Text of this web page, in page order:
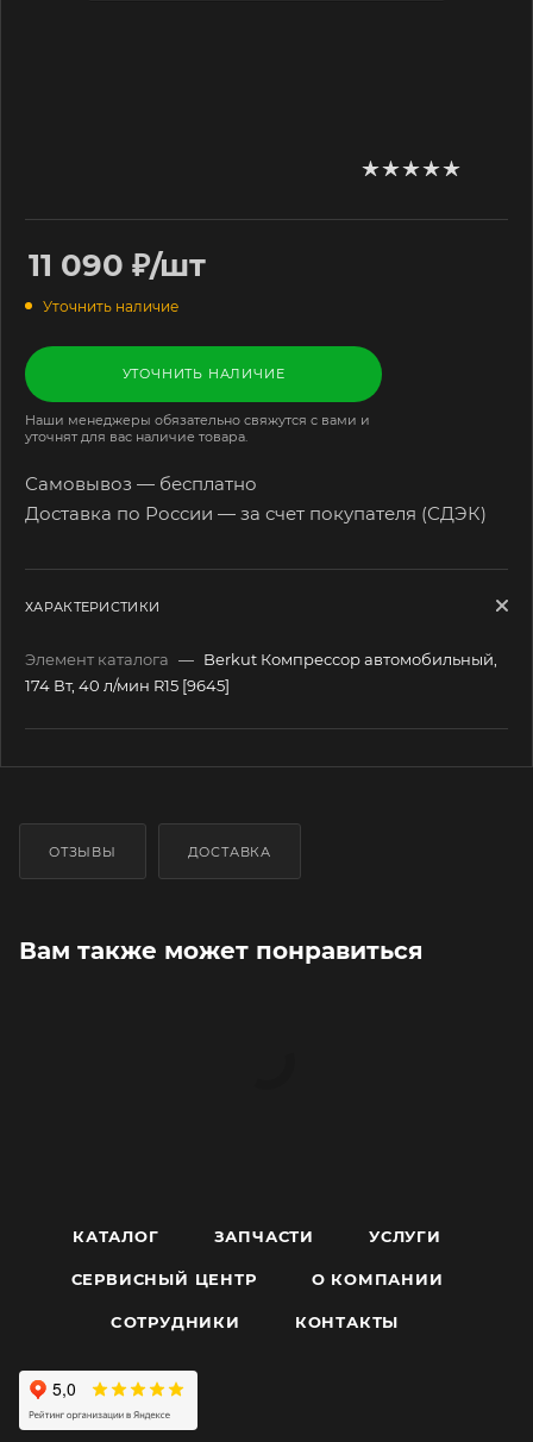
11 090 ₽/шт
Уточнить наличие
УТОЧНИТЬ НАЛИЧИЕ
Наши менеджеры обязательно свяжутся с вами и
уточнят для вас наличие товара.
Самовывоз — бесплатно
Доставка по России — за счет покупателя (СДЭК)
ХАРАКТЕРИСТИКИ
Элемент каталога — Berkut Компрессор автомобильный,
174 Вт, 40 л/мин R15 [9645]
ОТЗЫВЫ ДОСТАВКА
Вам также может понравиться
КАТАЛОГ ЗАПЧАСТИ УСЛУГИ
СЕРВИСНЫЙ ЦЕНТР О КОМПАНИИ
CОТРУДНИКИ КОНТАКТЫ